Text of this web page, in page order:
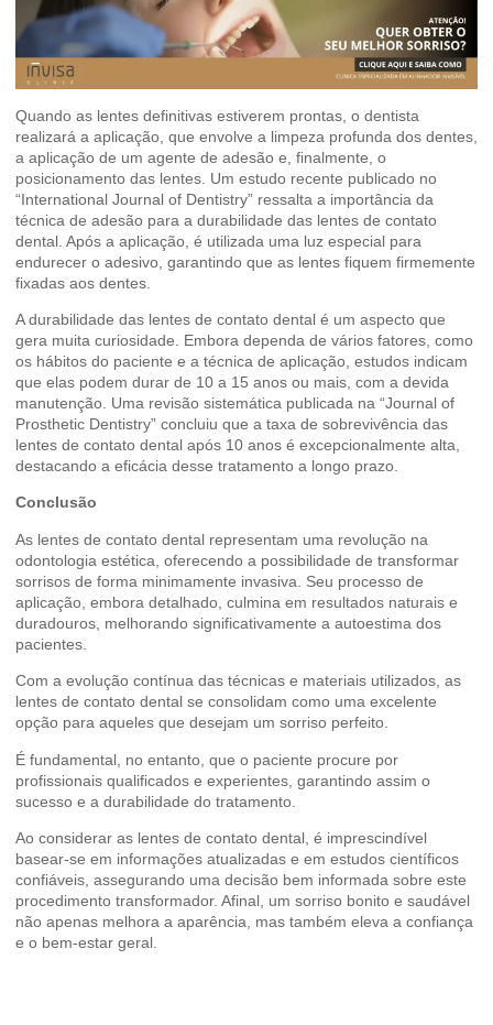
Quando as lentes definitivas estiverem prontas, o dentista
realizará a aplicação, que envolve a limpeza profunda dos dentes,
a aplicação de um agente de adesão e, finalmente, o
posicionamento das lentes. Um estudo recente publicado no
“International Journal of Dentistry” ressalta a importância da
técnica de adesão para a durabilidade das lentes de contato
dental. Após a aplicação, é utilizada uma luz especial para
endurecer o adesivo, garantindo que as lentes fiquem firmemente
fixadas aos dentes.
A durabilidade das lentes de contato dental é um aspecto que
gera muita curiosidade. Embora dependa de vários fatores, como
os hábitos do paciente e a técnica de aplicação, estudos indicam
que elas podem durar de 10 a 15 anos ou mais, com a devida
manutenção. Uma revisão sistemática publicada na “Journal of
Prosthetic Dentistry” concluiu que a taxa de sobrevivência das
lentes de contato dental após 10 anos é excepcionalmente alta,
destacando a eficácia desse tratamento a longo prazo.
Conclusão
As lentes de contato dental representam uma revolução na
odontologia estética, oferecendo a possibilidade de transformar
sorrisos de forma minimamente invasiva. Seu processo de
aplicação, embora detalhado, culmina em resultados naturais e
duradouros, melhorando significativamente a autoestima dos
pacientes.
Com a evolução contínua das técnicas e materiais utilizados, as
lentes de contato dental se consolidam como uma excelente
opção para aqueles que desejam um sorriso perfeito.
É fundamental, no entanto, que o paciente procure por
profissionais qualificados e experientes, garantindo assim o
sucesso e a durabilidade do tratamento.
Ao considerar as lentes de contato dental, é imprescindível
basear-se em informações atualizadas e em estudos científicos
confiáveis, assegurando uma decisão bem informada sobre este
procedimento transformador. Afinal, um sorriso bonito e saudável
não apenas melhora a aparência , mas também eleva a confiança
e o bem-estar geral.